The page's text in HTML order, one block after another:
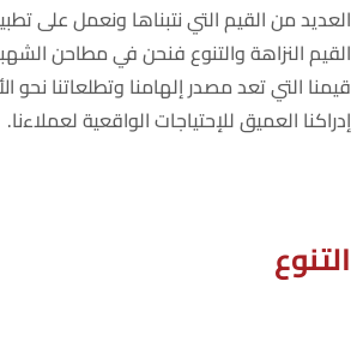
العديد من القيم التي نتبناها ونعمل على
القيم النزاهة والتنوع فنحن في مطاحن
قيمنا التي تعد مصدر إلهامنا وتطلعاتنا
إدراكنا العميق للإحتياجات الواقعية لعملاءنا.
التنوع